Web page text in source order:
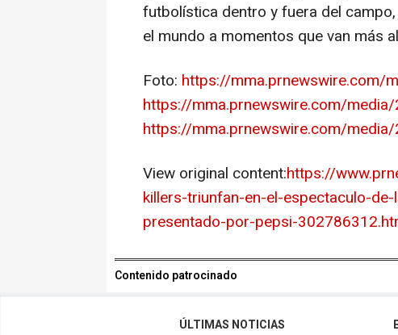
futbolística dentro y fuera del
el mundo a momentos que van más
Foto: https://mma.prnewswire.com/
https://mma.prnewswire.com/media/
https://mma.prnewswire.com/media/
View original content:https://
killers-triunfan-en-el-espectaculo-
presentado-por-pepsi-
Contenido patrocinado
ÚLTIMAS NOTICIAS